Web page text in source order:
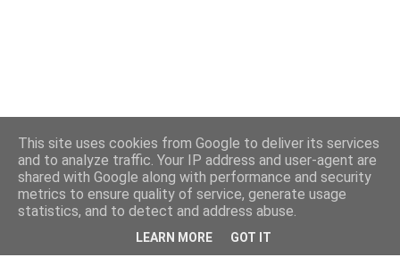
This site uses cookies from Google to deliver its services
and to analyze traffic. Your IP address and user-agent are
shared with Google along with performance and security
metrics to ensure quality of service, generate usage
statistics, and to detect and address abuse.
LEARN MORE GOT IT